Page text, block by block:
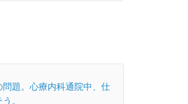
題。心療内科通院中、仕
。